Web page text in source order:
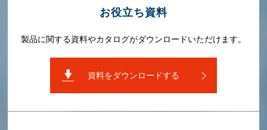
お役⽴ち資料
製品に関する資料やカタログがダウンロードいただけます。
資料をダウンロードする